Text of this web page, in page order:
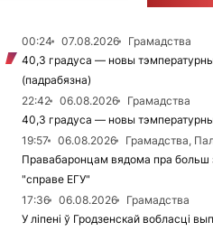
00:24 07.08.2026
Грамадства
40,3 градуса — новы
(падрабязна)
22:42
06.08.2026
Грамадства
40,3 градуса — новы
19:57
06.08.2026
Грамадства,
Правабаронцам вядома пра больш
"справе ЕГУ"
17:36
06.08.2026
Грамадства
У ліпені ў Гродзенскай вобласці